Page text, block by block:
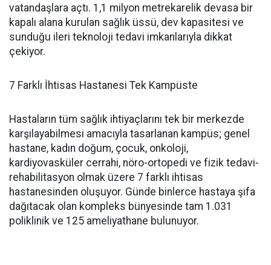
vatandaşlara açtı. 1,1 milyon metrekarelik devasa bir
kapalı alana kurulan sağlık üssü, dev kapasitesi ve
sunduğu ileri teknoloji tedavi imkanlarıyla dikkat
çekiyor.
7 Farklı İhtisas Hastanesi Tek Kampüste
Hastaların tüm sağlık ihtiyaçlarını tek bir merkezde
karşılayabilmesi amacıyla tasarlanan kampüs; genel
hastane, kadın doğum, çocuk, onkoloji,
kardiyovasküler cerrahi, nöro-ortopedi ve fizik tedavi-
rehabilitasyon olmak üzere 7 farklı ihtisas
hastanesinden oluşuyor. Günde binlerce hastaya şifa
dağıtacak olan kompleks bünyesinde tam 1.031
poliklinik ve 125 ameliyathane bulunuyor.